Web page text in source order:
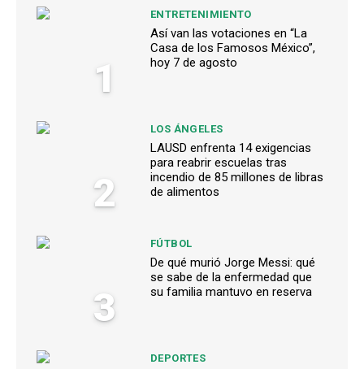
1
ENTRETENIMIENTO
Así van las votaciones en “La
Casa de los Famosos México”,
hoy 7 de agosto
2
LOS ÁNGELES
LAUSD enfrenta 14 exigencias
para reabrir escuelas tras
incendio de 85 millones de libras
de alimentos
3
FÚTBOL
De qué murió Jorge Messi: qué
se sabe de la enfermedad que
su familia mantuvo en reserva
DEPORTES